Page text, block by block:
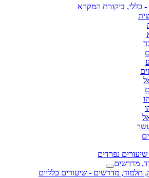
כללי, ביקורת המקרא
נפרדים
מדרשים
תלמוד, מדרשים - שיעורים כלליים